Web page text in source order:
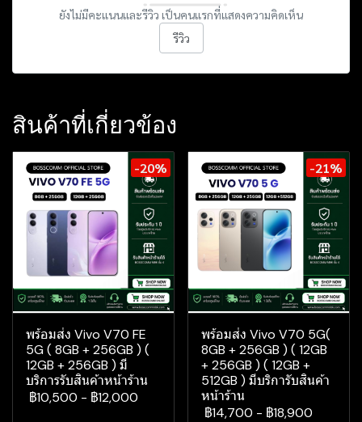
ยังไม่มีคะแนนและรีวิว เป็นคนแรกที่แสดงความคิดเห็น
รีวิว
สินค้าที่เกี่ยวข้อง
-20%
พร้อมส่ง Vivo V70 FE
5G ( 8GB + 256GB ) (
12GB + 256GB ) มี
บริการรับสินค้าหน้าร้าน
฿10,500 - ฿12,000
-21%
พร้อมส่ง Vivo V70 5G(
8GB + 256GB ) ( 12GB
+ 256GB ) ( 12GB +
512GB ) มีบริการับสินค้า
หน้าร้าน
฿14,700 - ฿18,900